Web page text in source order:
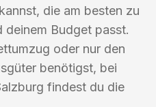
die am besten zu
deinem Budget passt.
oder nur den
benötigst, bei
findest du die